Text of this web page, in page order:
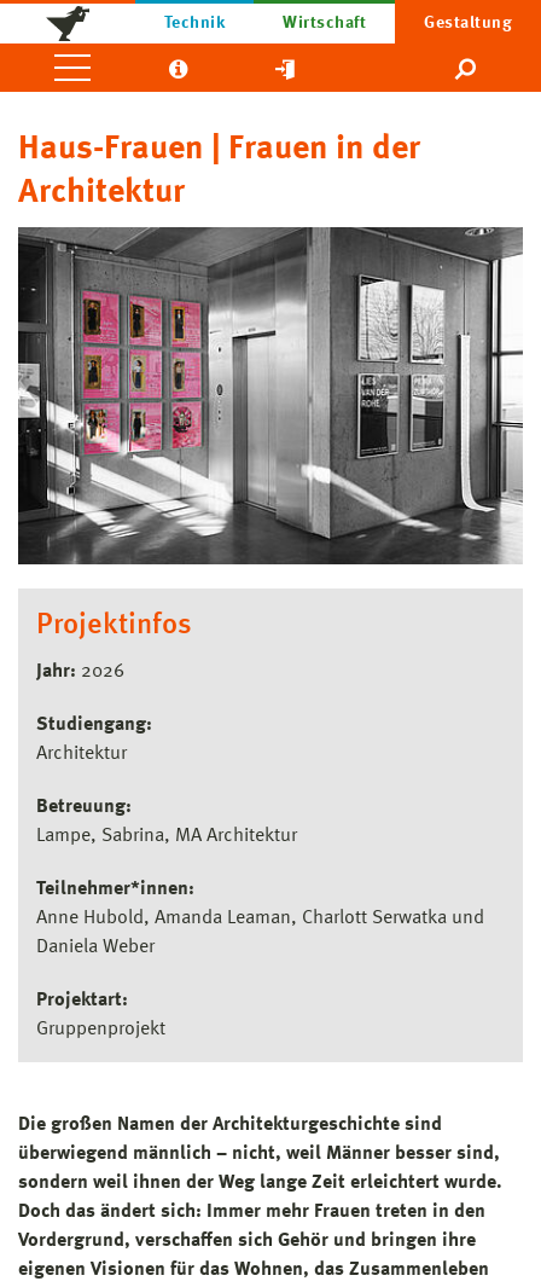
Technik Wirtschaft Gestaltung
Haus-Frauen | Frauen in der
Architektur
Projektinfos
Jahr: 2026
Studiengang:
Architektur
Betreuung:
Lampe, Sabrina, MA Architektur
Teilnehmer*innen:
Anne Hubold, Amanda Leaman, Charlott Serwatka und
Daniela Weber
Projektart:
Gruppenprojekt
Die großen Namen der Architekturgeschichte sind
überwiegend männlich – nicht, weil Männer besser sind,
sondern weil ihnen der Weg lange Zeit erleichtert wurde.
Doch das ändert sich: Immer mehr Frauen treten in den
Vordergrund, verschaffen sich Gehör und bringen ihre
eigenen Visionen für das Wohnen, das Zusammenleben